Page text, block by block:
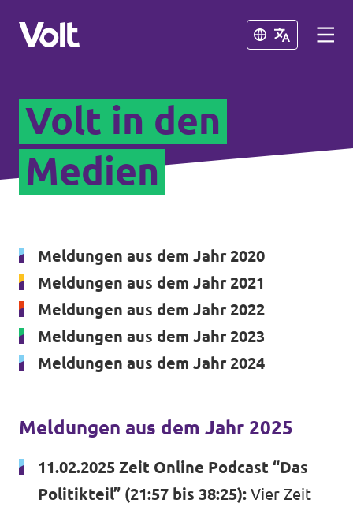
Schließen
Volt in Nordrhein-Westfalen
Website von Volt NRW
Volt vor Ort in NRW
Volt in Deutschland
Website
Volt in deinem Bundesland
Volt Deutschland Merchandise Shop
Schließen
Programm
Menschen
Neuigkeiten
Startseite Volt Düsseldorf
Volt in den
Medien
Meldungen aus dem Jahr 2020
Meldungen aus dem Jahr 2021
Meldungen aus dem Jahr 2022
Meldungen aus dem Jahr 2023
Meldungen aus dem Jahr 2024
Meldungen aus dem Jahr 2025
11.02.2025 Zeit Online Podcast “Das
Politikteil” (21:57 bis 38:25): Vier Zeit